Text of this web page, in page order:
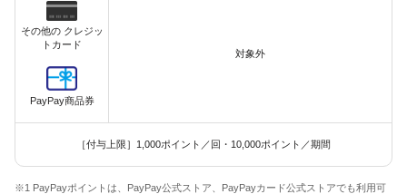
その他の クレジッ
トカード
PayPay商品券
対象外
［付与上限］1,000ポイント／回・10,000ポイント／期間
※1 PayPayポイントは、PayPay公式ストア、PayPayカード公式ストアでも利用可